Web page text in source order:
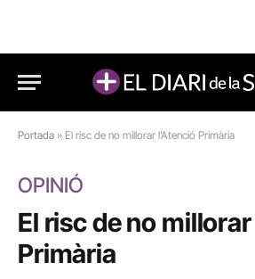
Portada » El risc de no millorar l’Atenció Primària
OPINIÓ
El risc de no millorar
Primària